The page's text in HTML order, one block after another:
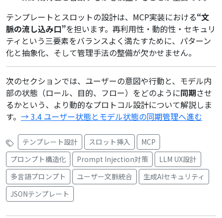
テンプレートとスロットの設計は、MCP実装における“文
脈の流し込み口”を担います。再利用性・動的性・セキュリ
ティという三要素をバランスよく満たすために、パターン
化と抽象化、そして管理手法の整備が欠かせません。
次のセクションでは、ユーザーの意図や行動と、モデル内
部の状態（ロール、目的、フロー）をどのように同期させ
るかという、より動的なプロトコル設計について解説しま
す。 → 3.4 ユーザー状態とモデル状態の同期管理へ進む
テンプレート設計 スロット挿入
MCP
プロンプト構造化
Prompt Injection対策
LLM UX設計
多言語プロンプト
ユーザー文脈統合
生成AIセキュリティ
JSONテンプレート